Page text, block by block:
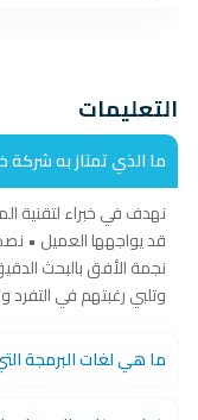
التعليمات
ما الذي تمتاز به شركة
نهدف في خبراء لتقنية
قد يواجهها العميل •
نجمة الأفق بالبحث
وتلبي رغبتهم في التفرد و
ما هي لغات البرمجة